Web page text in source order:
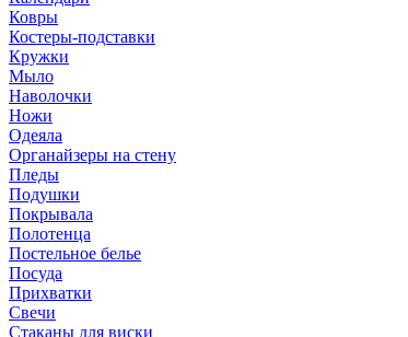
Ковры
Костеры-подставки
Кружки
Мыло
Наволочки
Ножи
Одеяла
Органайзеры на стену
Пледы
Подушки
Покрывала
Полотенца
Постельное белье
Посуда
Прихватки
Свечи
Стаканы для виски